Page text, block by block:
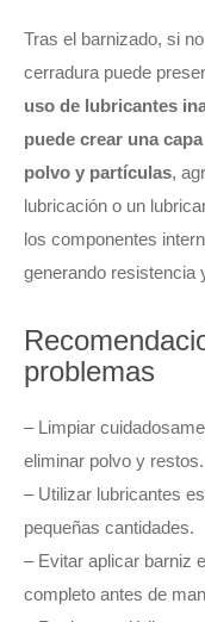
Tras el barnizado, si
cerradura puede
uso de lubricantes
puede crear una
polvo y partículas,
lubricación o un
los componentes
generando resistencia
problemas
– Limpiar
eliminar polvo y restos.
– Utilizar lubricantes
pequeñas cantidades.
– Evitar aplicar barniz
completo antes de